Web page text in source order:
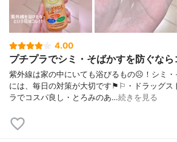
4.00
プチプラでシミ・そばかすを防ぐなら
紫外線は家の中にいても浴びるもの☹︎！シミ・
には、毎日の対策が大切です⚑︎⚐︎・ドラッグス
ラでコスパ良し・とろみのあ…続きを見る